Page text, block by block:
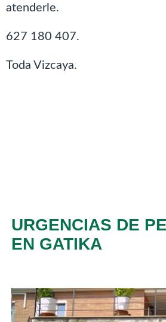
atenderle.
627 180 407.
Toda Vizcaya.
URGENCIAS DE
EN GATIKA